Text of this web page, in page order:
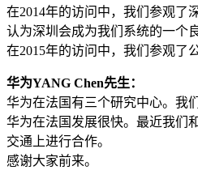
在2014年的访问中，我们参观了
认为深圳会成为我们系统的一个
在2015年的访问中，我们参观了
华为YANG Chen先生：
华为在法国有三个研究中心。我
华为在法国发展很快。最近我们
交通上进行合作。
感谢大家前来。